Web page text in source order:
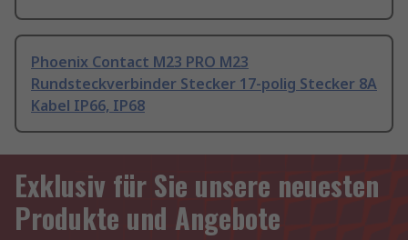
Phoenix Contact M23 PRO M23
Rundsteckverbinder Stecker 17-polig Stecker 8A
Kabel IP66, IP68
Exklusiv für Sie unsere neuesten
Produkte und Angebote